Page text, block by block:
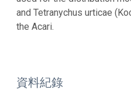
and Tetranychus urticae
the Acari.
資料紀錄